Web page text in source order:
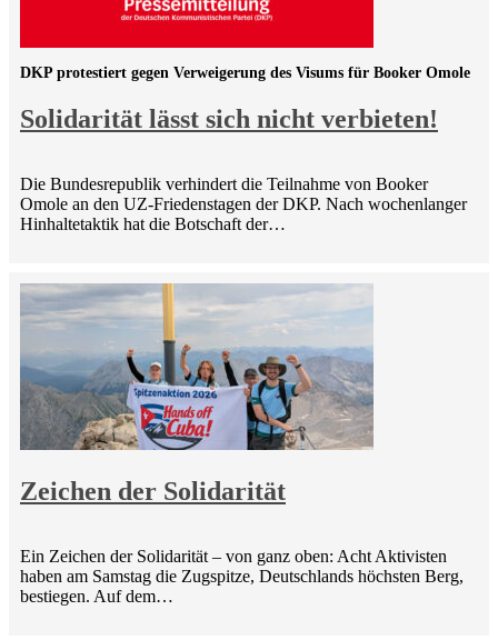
Solidarität lässt sich nicht verbieten!
DKP protestiert gegen Verweigerung des Visums für Booker Omole
Die Bundesrepublik verhindert die Teilnahme von Booker
Omole an den UZ-Friedenstagen der DKP. Nach wochenlanger
Hinhaltetaktik hat die Botschaft der…
Zeichen der Solidarität
Ein Zeichen der Solidarität – von ganz oben: Acht Aktivisten
haben am Samstag die Zugspitze, Deutschlands höchsten Berg,
bestiegen. Auf dem…